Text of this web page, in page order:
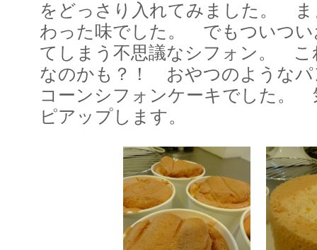
をどっさり入れてみました。 ま
わった味でした。 でもついつい
てしまう不思議なシフォン。 こ
なのかも？！ おやつのようなパ
コーンシフォンケーキでした。
ピアップします。